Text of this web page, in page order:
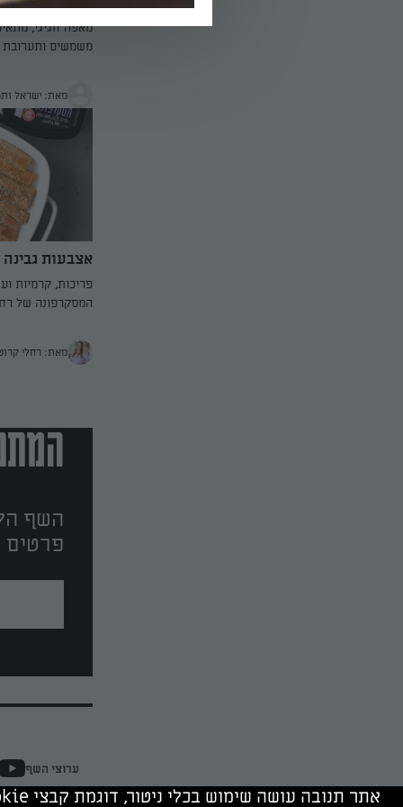
מאפה חגיגי,
משמשים ותערובת
מאת: ישראל
אצבעות
פריכות, קרמיות
המסקרפונה של
מאת: רחלי
השף
פרטים
ערוצי השף
אתר תנובה עושה שימוש בכלי ניטור, דוגמת קבצי cookie, של תנובה ושל צדד שלישי. המשך גלישה מהווה הסכמה לשימוש בכלים אלה.